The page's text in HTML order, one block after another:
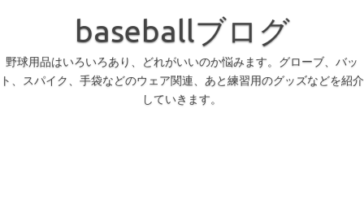
へ
キ
baseballブログ
野球用品はいろいろあり、どれがいいのか悩みます。グローブ、バッ
ト、スパイク、手袋などのウェア関連、あと練習用のグッズなどを紹介
していきます。